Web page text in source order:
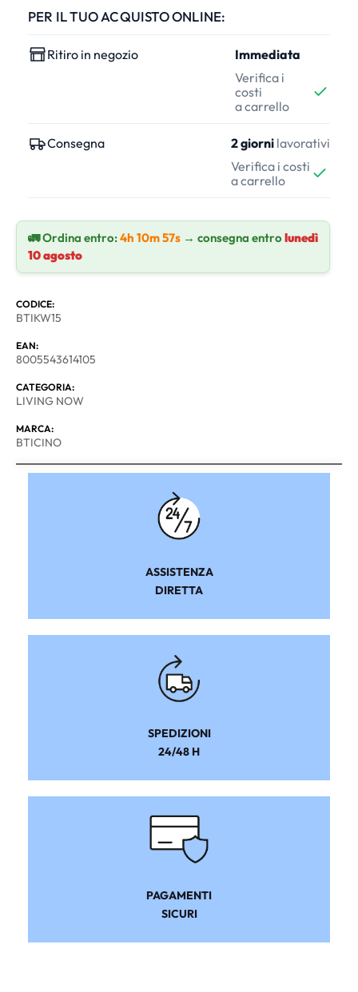
PER IL TUO ACQUISTO ONLINE:
Ritiro in negozio
Immediata
Verifica i
costi
a carrello
Consegna 2 giorni lavorativi
Verifica i costi
a carrello
🚛 Ordina entro:4h 10m 56s → consegna entro
lunedì 10 agosto
CODICE:
BTIKW15
EAN:
8005543614105
CATEGORIA:
LIVING NOW
MARCA:
BTICINO
ASSISTENZA
DIRETTA
SPEDIZIONI
24/48 H
PAGAMENTI
SICURI